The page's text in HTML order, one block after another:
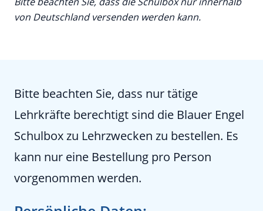
von Deutschland versenden werden kann.
Bitte beachten Sie, dass nur tätige
Lehrkräfte berechtigt sind die Blauer Engel
Schulbox zu Lehrzwecken zu bestellen. Es
kann nur eine Bestellung pro Person
vorgenommen werden.